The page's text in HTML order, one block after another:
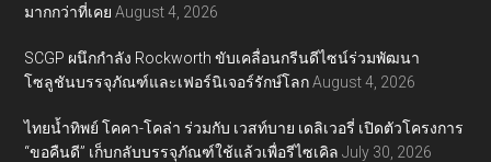
มากกว่าที่เคย August 4, 2026
SCGP ผนึกกำลัง Rockworth ขับเคลื่อนกรีนดีไซน์ร่วมพัฒนา
โซลูชันบรรจุภัณฑ์และเฟอร์นิเจอร์รักษ์โลก August 4, 2026
ไทยน้ำทิพย์ โคคา-โคล่า ร่วมกับ เวสท์บาย เดลิเวอรี่ เปิดตัวโครงการ
“ขอคืนดี” เก็บกลับบรรจุภัณฑ์ใช้แล้วเพื่อรีไซเคิล July 30, 2026